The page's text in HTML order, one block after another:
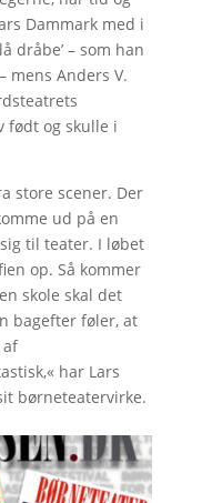
Dammark med i
dråbe’ – som han
mens Anders V.
født og skulle i
store scener. Der
ud på en
til teater. I løbet
op. Så kommer
skole skal det
bagefter føler, at
har Lars
børneteatervirke.